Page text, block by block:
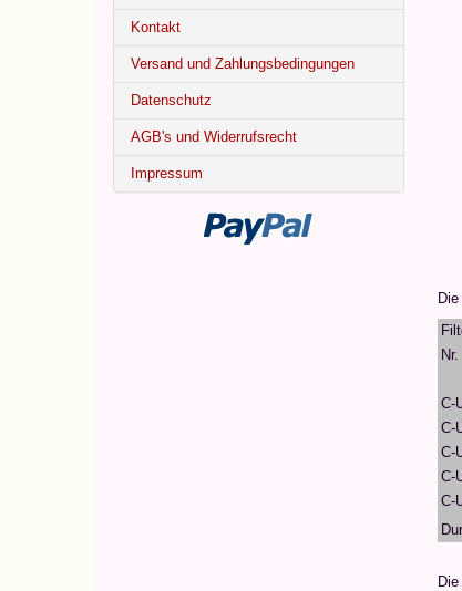
Kontakt
Versand und Zahlungsbedingungen
Datenschutz
AGB's und Widerrufsrecht
Impressum
Nr.
C-
C-
C-
C-
C-